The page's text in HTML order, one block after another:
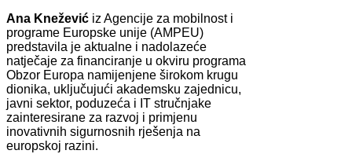
Ana Knežević iz Agencije za mobilnost i
programe Europske unije (AMPEU)
predstavila je aktualne i nadolazeće
natječaje za financiranje u okviru programa
Obzor Europa namijenjene širokom krugu
dionika, uključujući akademsku zajednicu,
javni sektor, poduzeća i IT stručnjake
zainteresirane za razvoj i primjenu
inovativnih sigurnosnih rješenja na
europskoj razini.